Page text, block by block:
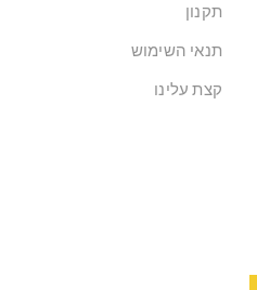
תקנון
תנאי השימוש
קצת עלינו